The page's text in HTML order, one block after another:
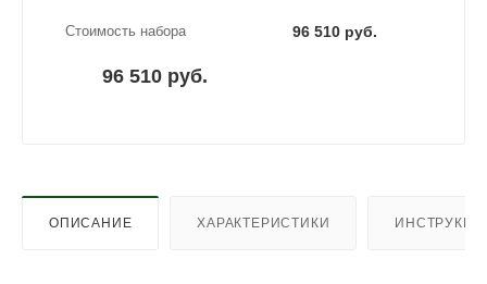
Стоимость набора 96 510 руб.
96 510 руб.
ОПИСАНИЕ ХАРАКТЕРИСТИКИ